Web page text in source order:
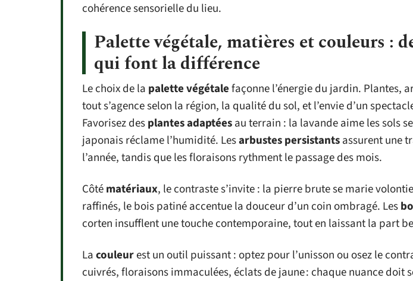
cohérence sensorielle du lieu.
Palette végétale, matières et couleurs :
qui font la différence
Le choix de la palette végétalefaçonne l’énergie du jardin. Plantes,
tout s’agence selon la région, la qualité du sol, et l’envie d’un
Favorisez desplantes adaptéesau terrain : la lavande aime les sols
japonais réclame l’humidité. Lesarbustes persistantsassurent une
l’année, tandis que les floraisons rythment le passage des mois.
Côtématériaux, le contraste s’invite : la pierre brute se marie
raffinés, le bois patiné accentue la douceur d’un coin ombragé. Les
corten insufflent une touche contemporaine, tout en laissant la part
Lacouleurest un outil puissant : optez pour l’unisson ou osez le
cuivrés, floraisons immaculées, éclats de jaune : chaque nuance doit